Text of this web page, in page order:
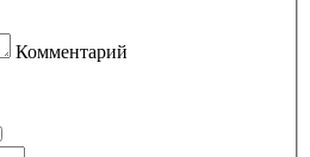
Комментарий